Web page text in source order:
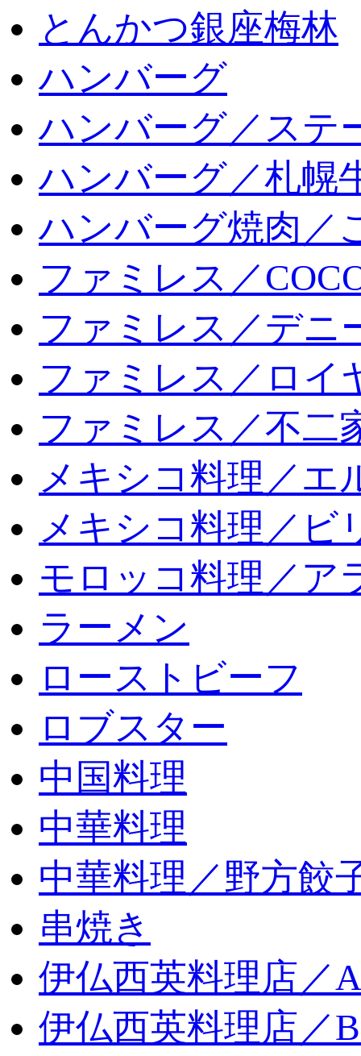
とんかつ銀座梅林
ハンバーグ
ハンバーグ／ステ
ハンバーグ／札幌
ハンバーグ焼肉／
ファミレス／
ファミレス／デニ
ファミレス／ロイ
ファミレス／不二
メキシコ料理／エ
メキシコ料理／ビ
モロッコ料理／ア
ラーメン
ローストビーフ
ロブスター
中国料理
中華料理
中華料理／野方餃
串焼き
伊仏西英料理店／
伊仏西英料理店／